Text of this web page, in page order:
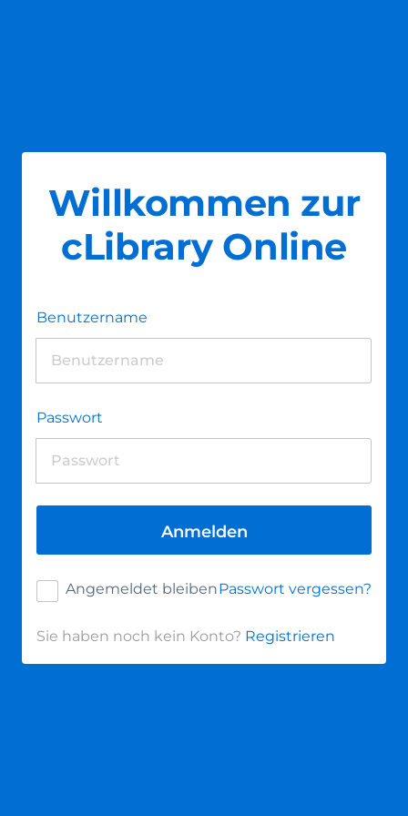
Willkommen zur
cLibrary Online
Benutzername
Passwort
Anmelden
Angemeldet bleibenPasswort vergessen?
Sie haben noch kein Konto? Registrieren